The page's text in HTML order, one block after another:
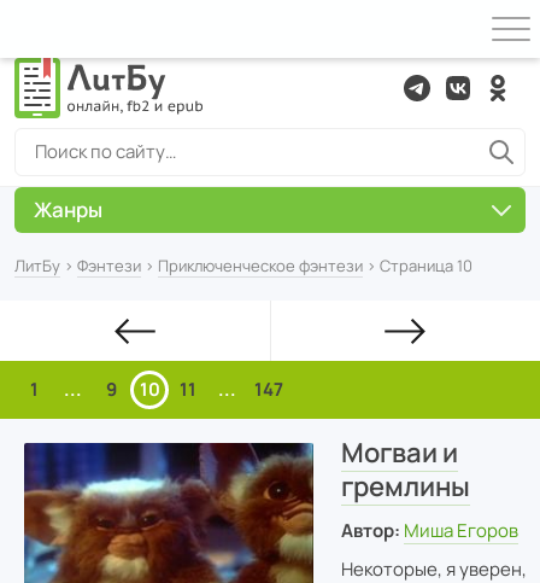
ЛитБу › Фэнтези › Приключенческое фэнтези › Страница 10
1 ... 9 10 11 ... 147
Могваи и
гремлины
Автор: Миша Егоров
Некоторые, я уверен,
Жанры